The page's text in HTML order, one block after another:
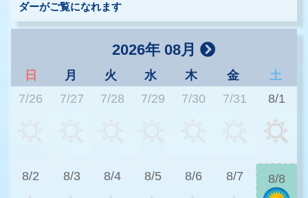
ダーがご覧になれます
2026年 08月
日 月 火 水 木 金
土
7/26
7/27 7/28 7/29 7/30 7/31 8/1
8/2 8/3 8/4 8/5 8/6 8/7 8/8